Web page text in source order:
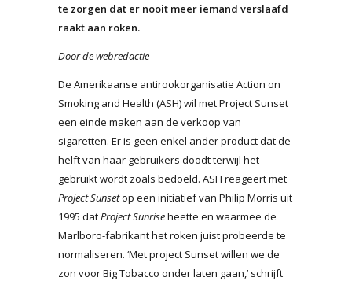
te zorgen dat er nooit meer iemand verslaafd
raakt aan roken.
Door de webredactie
De Amerikaanse antirookorganisatie Action on
Smoking and Health (ASH) wil met Project Sunset
een einde maken aan de verkoop van
sigaretten. Er is geen enkel ander product dat de
helft van haar gebruikers doodt terwijl het
gebruikt wordt zoals bedoeld. ASH reageert met
Project Sunsetop een initiatief van Philip Morris uit
1995 datProject Sunriseheette en waarmee de
Marlboro-fabrikant het roken juist probeerde te
normaliseren. ‘Met project Sunset willen we de
zon voor Big Tobacco onder laten gaan,’ schrijft